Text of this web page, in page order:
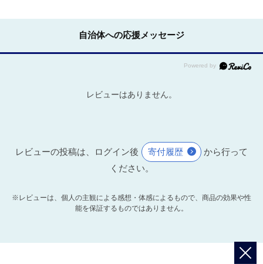
自治体への応援メッセージ
レビューはありません。
レビューの投稿は、ログイン後 寄付履歴
から行って
ください。
※レビューは、個人の主観による感想・体感によるもので、商品の効果や性
能を保証するものではありません。